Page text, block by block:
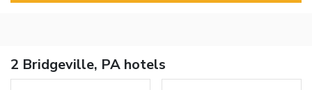
2 Bridgeville, PA hotels